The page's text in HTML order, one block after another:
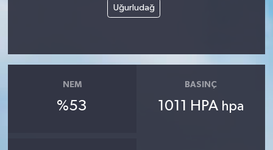
Uğurludağ
NEM
%53
BASINÇ
1011 HPA hpa